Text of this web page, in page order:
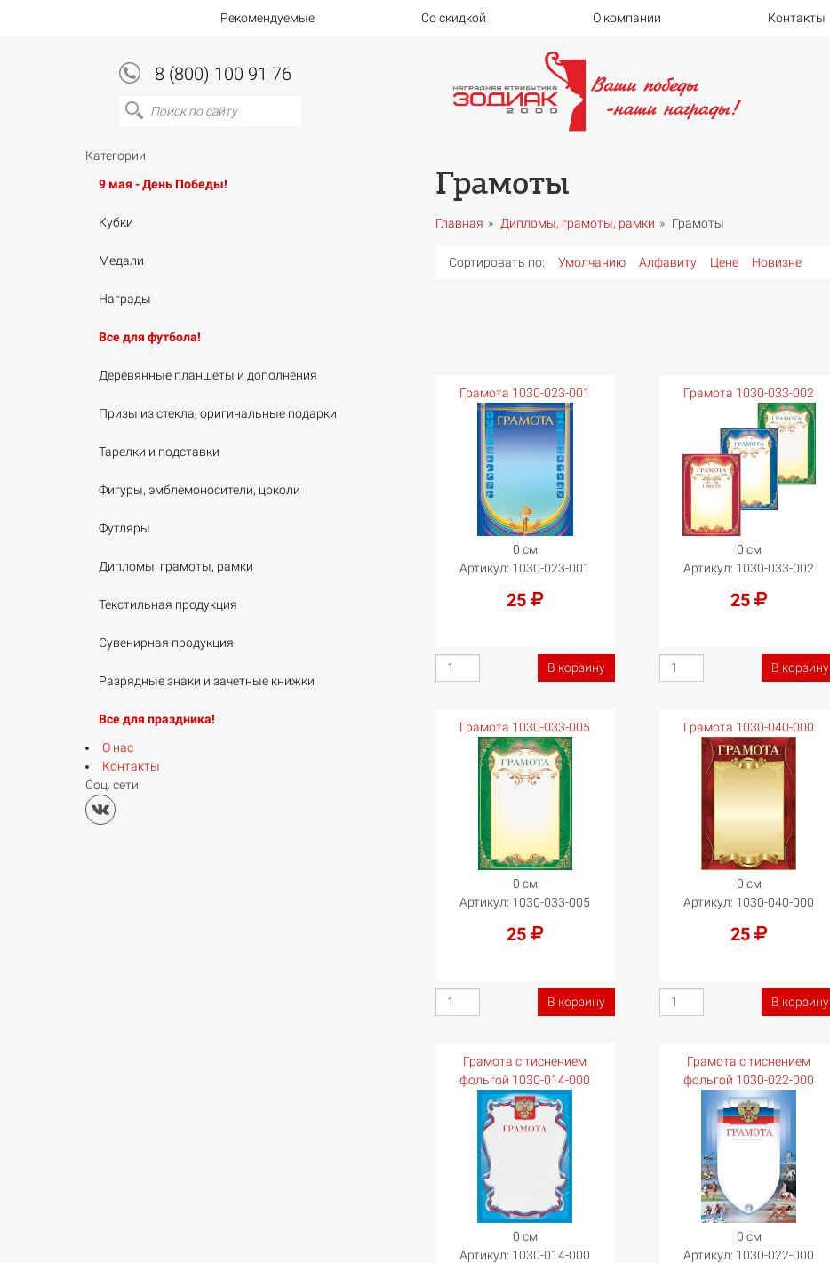
Рекомендуемые Со скидкой О компании Контакты
8 (800) 100 91 76
Категории
9 мая - День Победы!
Кубки
Медали
Награды
Все для футбола!
Деревянные планшеты и дополнения
Призы из стекла, оригинальные подарки
Тарелки и подставки
Фигуры, эмблемоносители, цоколи
Футляры
Дипломы, грамоты, рамки
Текстильная продукция
Сувенирная продукция
Разрядные знаки и зачетные книжки
Все для праздника!
О нас
Контакты
Соц. сети
Грамоты
Главная Дипломы, грамоты, рамки Грамоты
Сортировать по: Умолчанию Алфавиту Цене Новизне
Грамота 1030-023-001
0 см
Артикул: 1030-023-001
25
В корзину
Грамота 1030-033-002
0 см
Артикул: 1030-033-002
25
В корзину
Грамота 1030-033-005
0 см
Артикул: 1030-033-005
25
В корзину
Грамота 1030-040-000
0 см
Артикул: 1030-040-000
25
В корзину
Грамота с тиснением
фольгой 1030-014-000
0 см
Артикул: 1030-014-000
Грамота с тиснением
фольгой 1030-022-000
0 см
Артикул: 1030-022-000